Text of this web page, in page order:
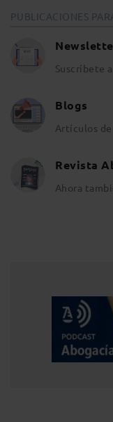
PUBLICACIONES
Suscríbete
Blogs
Artículos
Revista
Ahora